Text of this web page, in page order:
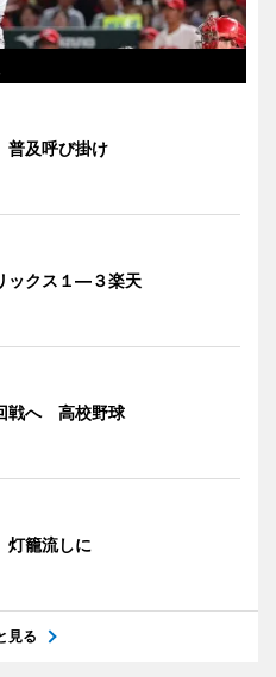
普及呼び掛け
ックス１―３楽天
戦へ 高校野球
灯籠流しに
見る